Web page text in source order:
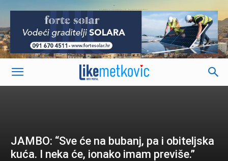
-
JAMBO: “Sve će na bubanj, pa i obiteljska
kuća. I neka će, ionako imam previše.”